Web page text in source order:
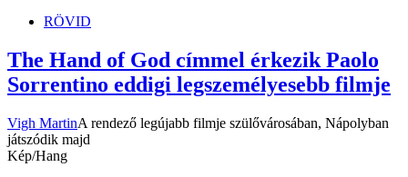
RÖVID
The Hand of God címmel érkezik Paolo
Sorrentino eddigi legszemélyesebb filmje
Vigh MartinA rendező legújabb filmje szülővárosában, Nápolyban
játszódik majd
Kép/Hang